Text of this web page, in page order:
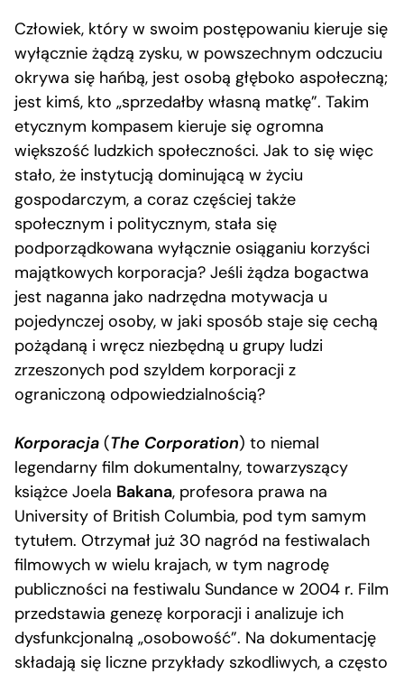
Człowiek, który w swoim postępowaniu kieruje się
wyłącznie żądzą zysku, w powszechnym odczuciu
okrywa się hańbą, jest osobą głęboko aspołeczną;
jest kimś, kto „sprzedałby własną matkę”. Takim
etycznym kompasem kieruje się ogromna
większość ludzkich społeczności. Jak to się więc
stało, że instytucją dominującą w życiu
gospodarczym, a coraz częściej także
społecznym i politycznym, stała się
podporządkowana wyłącznie osiąganiu korzyści
majątkowych korporacja? Jeśli żądza bogactwa
jest naganna jako nadrzędna motywacja u
pojedynczej osoby, w jaki sposób staje się cechą
pożądaną i wręcz niezbędną u grupy ludzi
zrzeszonych pod szyldem korporacji z
ograniczoną odpowiedzialnością?
Korporacja (The Corporation) to niemal
legendarny film dokumentalny, towarzyszący
książce Joela Bakana, profesora prawa na
University of British Columbia, pod tym samym
tytułem. Otrzymał już 30 nagród na festiwalach
filmowych w wielu krajach, w tym nagrodę
publiczności na festiwalu Sundance w 2004 r. Film
przedstawia genezę korporacji i analizuje ich
dysfunkcjonalną „osobowość”. Na dokumentację
składają się liczne przykłady szkodliwych, a często